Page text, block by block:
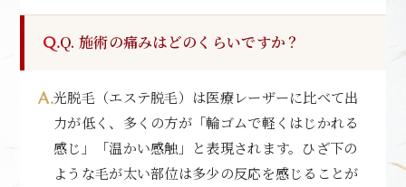
Q. 施術の痛みはどのくらいですか？
光脱毛（エステ脱毛）は医療レーザーに比べて出
力が低く、多くの方が「輪ゴムで軽くはじかれる
感じ」「温かい感触」と表現されます。ひざ下の
ような毛が太い部位は多少の反応を感じることが